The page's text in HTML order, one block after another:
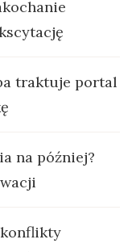
traktuje portal
na później?